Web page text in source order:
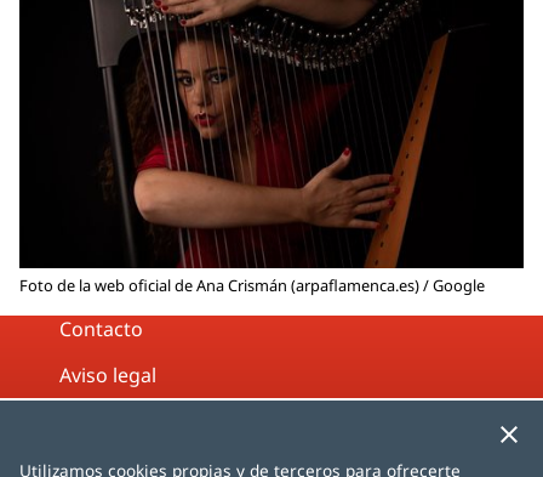
Foto de la web oficial de Ana Crismán (arpaflamenca.es) / Google
Contacto
Aviso legal
Política de cookies
Utilizamos cookies propias y de terceros para ofrecerte